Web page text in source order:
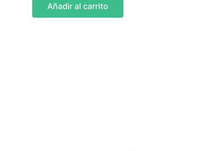
Añadir al carrito